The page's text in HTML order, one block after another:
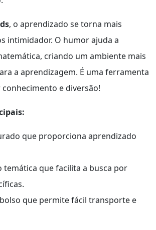
, o aprendizado se torna mais
intimidador. O humor ajuda a
criando um ambiente mais
a aprendizagem. É uma ferramenta
e diversão!
que proporciona aprendizado
temática que facilita a busca por
que permite fácil transporte e